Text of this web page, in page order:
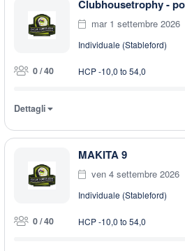
Clubhousetrophy -
mar 1 settembre 2026
Individuale (Stableford)
0 / 40 HCP -10,0 to 54,0
Dettagli
MAKITA 9
ven 4 settembre 2026
Individuale (Stableford)
0 / 40 HCP -10,0 to 54,0